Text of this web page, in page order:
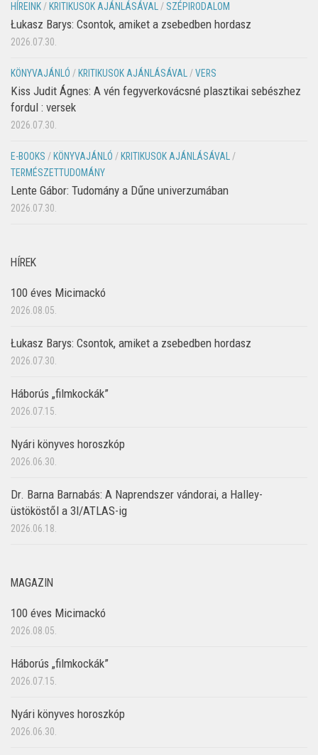
HÍREINK / KRITIKUSOK AJÁNLÁSÁVAL / SZÉPIRODALOM
Łukasz Barys: Csontok, amiket a zsebedben hordasz
2026.07.30.
KÖNYVAJÁNLÓ / KRITIKUSOK AJÁNLÁSÁVAL /VERS
Kiss Judit Ágnes: A vén fegyverkovácsné plasztikai sebészhez
fordul : versek
2026.07.30.
E-BOOKS / KÖNYVAJÁNLÓ / KRITIKUSOK AJÁNLÁSÁVAL
/
TERMÉSZETTUDOMÁNY
Lente Gábor: Tudomány a Dűne univerzumában
2026.07.30.
HÍREK
100 éves Micimackó
2026.08.05.
Łukasz Barys: Csontok, amiket a zsebedben hordasz
2026.07.30.
Háborús „filmkockák”
2026.07.15.
Nyári könyves horoszkóp
2026.06.30.
Dr. Barna Barnabás: A Naprendszer vándorai, a Halley-
üstököstől a 3I/ATLAS-ig
2026.06.18.
MAGAZIN
100 éves Micimackó
2026.08.05.
Háborús „filmkockák”
2026.07.15.
Nyári könyves horoszkóp
2026.06.30.